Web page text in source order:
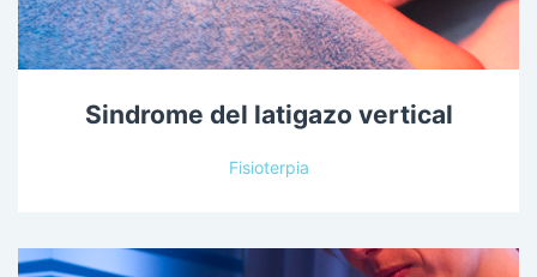
Sindrome del latigazo vertical
Fisioterpia